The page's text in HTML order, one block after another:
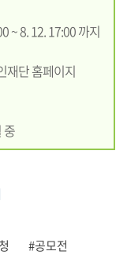
~ 8. 12. 17:00 까지
재단 홈페이지
중
#공모전